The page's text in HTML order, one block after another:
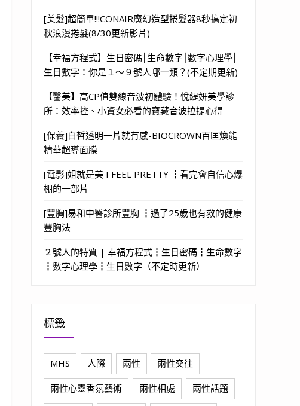
[美髮]超簡單!!!CONAIR魔幻造型捲髮器8秒搞定初
秋浪漫捲髮(8/30更新影片)
【幸福方程式】生日密碼⎮生命數字⎮數字心理學⎮
生日數字：你是１～９號人哪一類？(不定期更新)
【醫美】高CP值雙線音波初體驗！悅緹妍美學診
所：效率控、小資女必看的寶藏音波拉提心得
[保養]白皙透明一片就有感-BIOCROWN百匡煥能
精華超導面膜
[電影]姐就是美 I FEEL PRETTY ┇看完會自信心爆
棚的一部片
[豐胸]易和中醫診所豐胸 ┇過了25歲也有救的健康
豐胸法
２號人的特質 | 幸福方程式┇生日密碼┇生命數字
┇數字心理學┇生日數字（不定時更新）
標籤
MHS 人際 兩性 兩性交往
兩性心靈香氛藝術 兩性相處 兩性話題